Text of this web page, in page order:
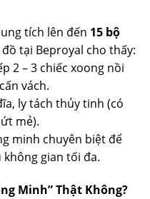
tích lên đến 15 bộ
tại Beproyal cho thấy:
2 – 3 chiếc xoong nồi
vách.
ly tách thủy tinh (có
mẻ).
minh chuyên biệt để
gian tối đa.
Minh” Thật Không?